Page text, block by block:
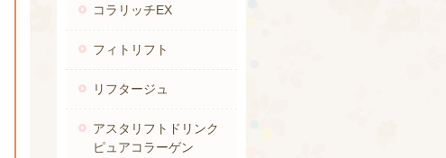
コラリッチEX
フィトリフト
リフタージュ
アスタリフトドリンク
ピュアコラーゲン